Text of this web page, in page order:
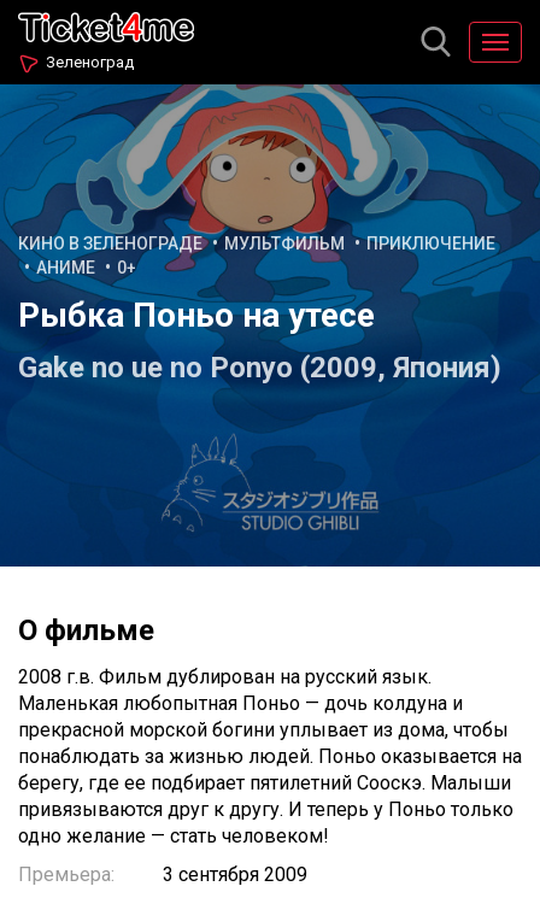
Зеленоград
КИНО В ЗЕЛЕНОГРАДЕ МУЛЬТФИЛЬМ
ПРИКЛЮЧЕНИЕ
АНИМЕ
0+
Рыбка Поньо на утесе
Gake no ue no Ponyo (2009, Япония)
О фильме
2008 г.в. Фильм дублирован на русский язык.
Маленькая любопытная Поньо — дочь колдуна и
прекрасной морской богини уплывает из дома, чтобы
понаблюдать за жизнью людей. Поньо оказывается на
берегу, где ее подбирает пятилетний Сооскэ. Малыши
привязываются друг к другу. И теперь у Поньо только
одно желание — стать человеком!
Премьера:
3 сентября 2009